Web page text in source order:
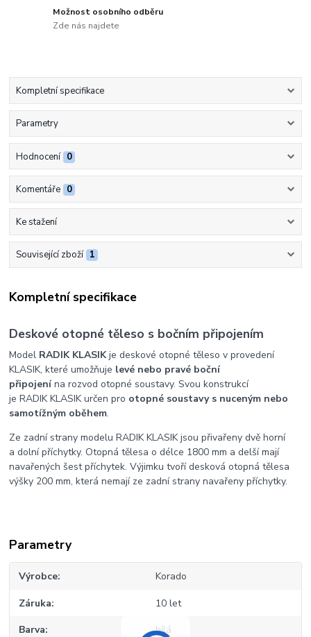
Možnost osobního odběru
Zde nás najdete
Kompletní specifikace
Parametry
Hodnocení 0
Komentáře 0
Ke stažení
Související zboží 1
Kompletní specifikace
Deskové otopné těleso s bočním připojením
Model RADIK KLASIKje deskové otopné těleso v provedení
KLASIK, které umožňuje levé nebo pravé boční
připojenína rozvod otopné soustavy. Svou konstrukcí
je RADIK KLASIK určen pro otopné soustavy s nuceným nebo
samotížným oběhem.
Ze zadní strany modelu RADIK KLASIK jsou přivařeny dvě horní
a dolní příchytky. Otopná tělesa o délce 1800 mm a delší mají
navařených šest příchytek. Výjimku tvoří desková otopná tělesa
výšky 200 mm, která nemají ze zadní strany navařeny příchytky.
Parametry
Výrobce Korado
Záruka 10 let
Barva bílá